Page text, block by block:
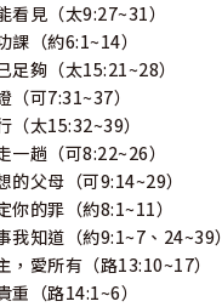
看見（太9:27~31）
課（約6:1~14）
足夠（太15:21~28）
（可7:31~37）
（太15:32~39）
一趟（可8:22~26）
的父母（可9:14~29）
你的罪（約8:1~11）
我知道（約9:1~7、24~39）
，愛所有（路13:10~17）
重（路14:1~6）